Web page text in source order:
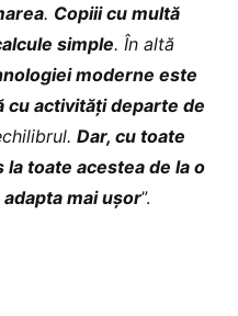
. Copiii cu multă
simple. În altă
moderne este
cu activități departe de
Dar, cu toate
toate acestea de la o
mai ușor”.